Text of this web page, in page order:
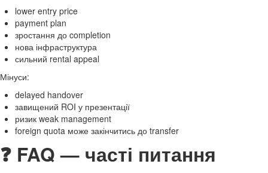
lower entry price
payment plan
зростання до completion
нова інфраструктура
сильний rental appeal
Мінуси:
delayed handover
завищений ROI у презентації
ризик weak management
foreign quota може закінчитись до transfer
❓ FAQ — часті питання